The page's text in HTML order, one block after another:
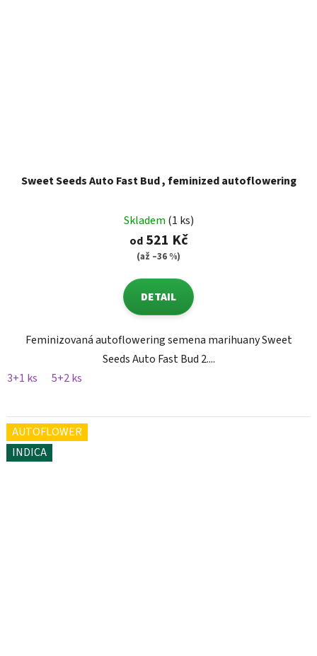
Sweet Seeds Auto Fast Bud , feminized autoflowering
Skladem (1 ks)
od521 Kč
(až –36 %)
DETAIL
Feminizovaná autoflowering semena marihuany Sweet
Seeds Auto Fast Bud 2....
3+1 ks
5+2 ks
AUTOFLOWER
INDICA